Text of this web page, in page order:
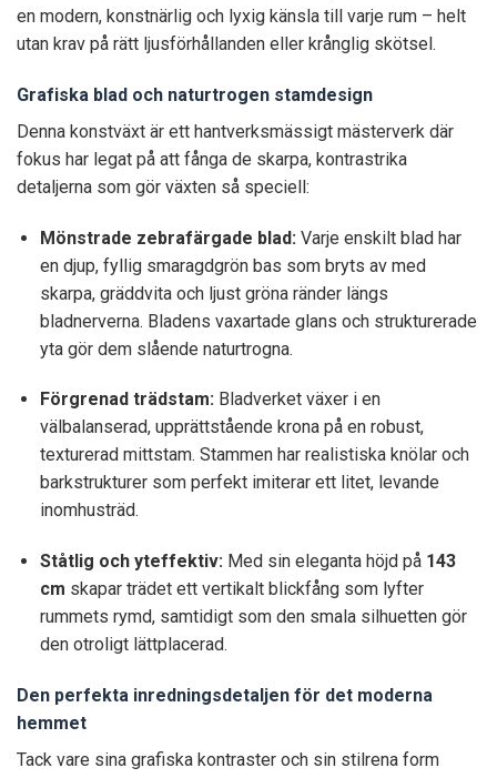
en modern, konstnärlig och lyxig känsla till varje rum – helt
utan krav på rätt ljusförhållanden eller krånglig skötsel.
Grafiska blad och naturtrogen stamdesign
Denna konstväxt är ett hantverksmässigt mästerverk där
fokus har legat på att fånga de skarpa, kontrastrika
detaljerna som gör växten så speciell:
Mönstrade zebrafärgade blad: Varje enskilt blad har
en djup, fyllig smaragdgrön bas som bryts av med
skarpa, gräddvita och ljust gröna ränder längs
bladnerverna. Bladens vaxartade glans och strukturerade
yta gör dem slående naturtrogna.
Förgrenad trädstam:Bladverket växer i en
välbalanserad, upprättstående krona på en robust,
texturerad mittstam. Stammen har realistiska knölar och
barkstrukturer som perfekt imiterar ett litet, levande
inomhusträd.
Ståtlig och yteffektiv:Med sin eleganta höjd på 143
cm skapar trädet ett vertikalt blickfång som lyfter
rummets rymd, samtidigt som den smala silhuetten gör
den otroligt lättplacerad.
Den perfekta inredningsdetaljen för det moderna
hemmet
Tack vare sina grafiska kontraster och sin stilrena form